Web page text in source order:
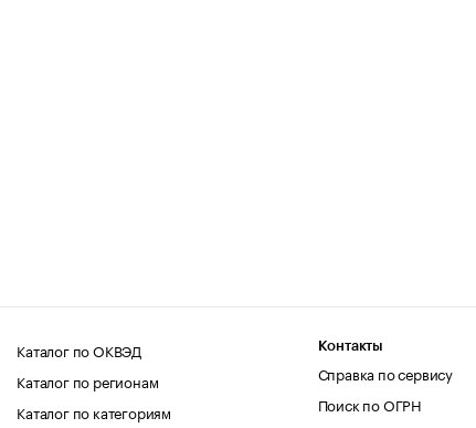
Каталог по ОКВЭД
Каталог по регионам
Каталог по категориям
Контакты
Справка по сервису
Поиск по ОГРН